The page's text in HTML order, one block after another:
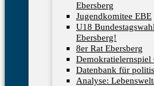
Ebersberg
Jugendkomitee EBE
U18
Ebersberg!
8er Rat Ebersberg
Datenbank für
Analyse: